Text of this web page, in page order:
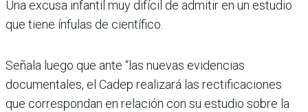
Una excusa infantil muy difícil de admitir en un estudio
que tiene ínfulas de científico.
Señala luego que ante “las nuevas evidencias
documentales, el Cadep realizará las rectifi­caciones
que correspondan en relación con su estudio sobre la